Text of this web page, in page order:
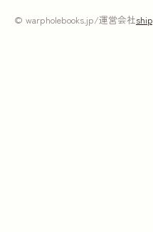
© warpholebooks.jp/運営会社